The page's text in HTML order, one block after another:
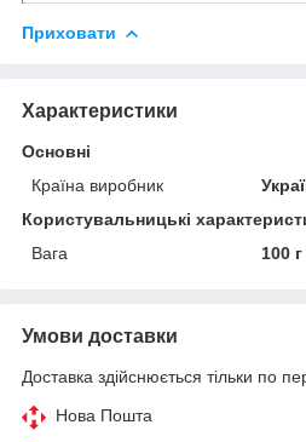
Приховати
Характеристики
Основні
Країна виробник
Користувальницькі
Вага
100 г
Умови доставки
Доставка здійснюється тільки по
Нова Пошта